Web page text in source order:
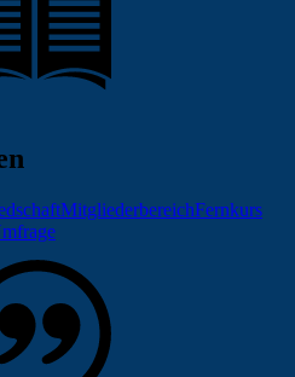
MitgliederbereichFernkurs